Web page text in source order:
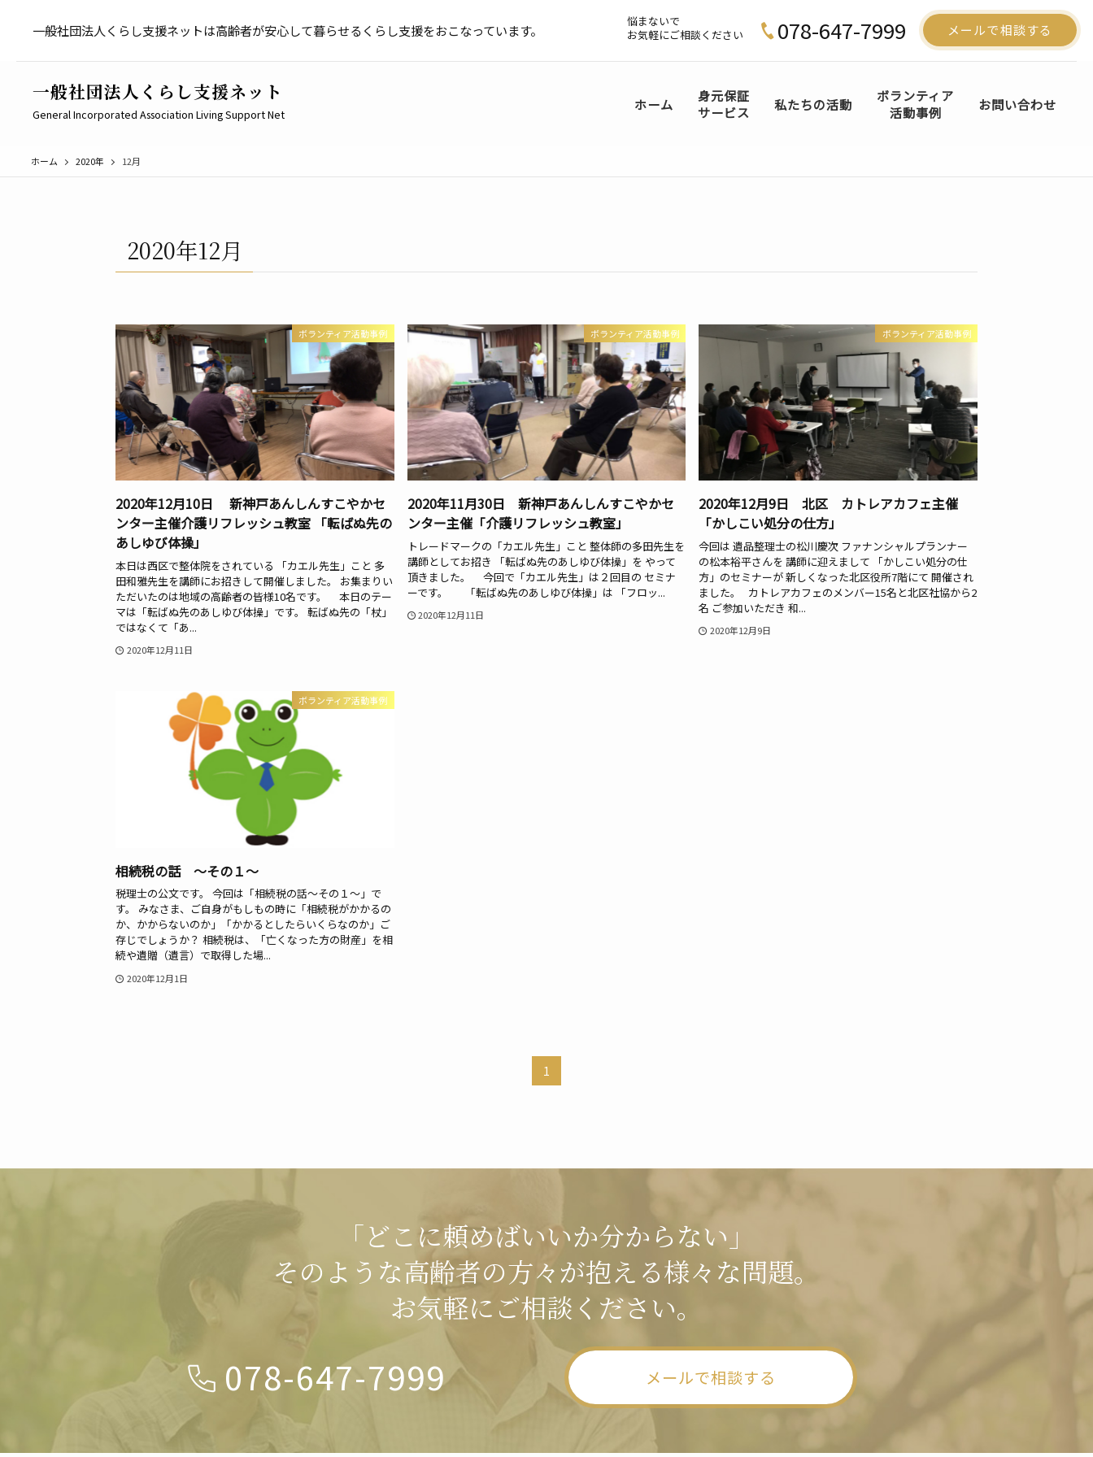
一般社団法人くらし支援ネットは高齢者が安心して暮らせるくらし支援をおこなっています。
悩まないで
お気軽にご相談ください
078-647-7999 メールで相談する
一般社団法人くらし支援ネット
General Incorporated Association Living Support Net
ホーム
身元保証
サービス
私たちの活動
ボランティア
活動事例
お問い合わせ
ホーム 2020年 12月
2020年12月
ボランティア活動事例
2020年12月10日 新神戸あんしんすこやかセ
ンター主催介護リフレッシュ教室 「転ばぬ先の
あしゆび体操」
本日は西区で整体院をされている 「カエル先生」こと 多
田和雅先生を講師にお招きして開催しました。 お集まりい
ただいたのは地域の高齢者の皆様10名です。 本日のテー
マは「転ばぬ先のあしゆび体操」です。 転ばぬ先の「杖」
ではなくて「あ...
2020年12月11日
ボランティア活動事例
2020年11月30日 新神戸あんしんすこやかセ
ンター主催「介護リフレッシュ教室」
トレードマークの「カエル先生」こと 整体師の多田先生を
講師としてお招き 「転ばぬ先のあしゆび体操」を やって
頂きました。 今回で「カエル先生」は２回目の セミナ
ーです。 「転ばぬ先のあしゆび体操」は 「フロッ...
2020年12月11日
ボランティア活動事例
2020年12月9日 北区 カトレアカフェ主催
「かしこい処分の仕方」
今回は 遺品整理士の松川慶次 ファナンシャルプランナー
の松本裕平さんを 講師に迎えまして 「かしこい処分の仕
方」のセミナーが 新しくなった北区役所7階にて 開催され
ました。 カトレアカフェのメンバー15名と北区社協から2
名 ご参加いただき 和...
2020年12月9日
ボランティア活動事例
相続税の話 ～その１～
税理士の公文です。 今回は「相続税の話～その１～」で
す。 みなさま、ご自身がもしもの時に「相続税がかかるの
か、かからないのか」「かかるとしたらいくらなのか」ご
存じでしょうか？ 相続税は、「亡くなった方の財産」を相
続や遺贈（遺言）で取得した場...
2020年12月1日
1
「どこに頼めばいいか分からない」
そのような高齢者の方々が抱える様々な問題。
お気軽にご相談ください。
078-647-7999 メールで相談する